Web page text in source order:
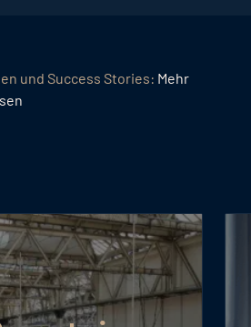
und Success Stories: Mehr